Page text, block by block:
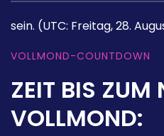
sein. (UTC: Freitag, 28.
VOLLMOND-COUNTDOWN
ZEIT BIS ZUM
VOLLMOND: